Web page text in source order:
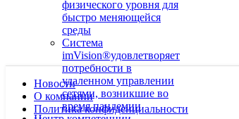
физического уровня для
быстро меняющейся
среды
Система
imVision®удовлетворяет
потребности в
удаленном управлении
сетями, возникшие во
время пандемии
Новости
О компании
Политика конфиденциальности